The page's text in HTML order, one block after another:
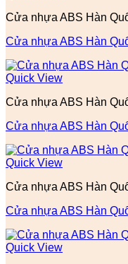
Cửa nhựa ABS Hàn
Cửa nhựa ABS Hàn
Quick View
Cửa nhựa ABS Hàn
Cửa nhựa ABS Hàn
Quick View
Cửa nhựa ABS Hàn
Cửa nhựa ABS Hàn
Quick View